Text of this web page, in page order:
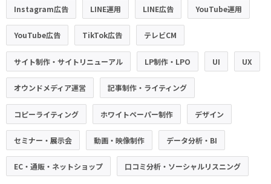
Instagram広告 LINE運用 LINE広告 YouTube運用
YouTube広告 TikTok広告 テレビCM
サイト制作・サイトリニューアル LP制作・LPO UI UX
オウンドメディア運営 記事制作・ライティング
コピーライティング ホワイトペーパー制作 デザイン
セミナー・展示会 動画・映像制作 データ分析・BI
EC・通販・ネットショップ 口コミ分析・ソーシャルリスニング